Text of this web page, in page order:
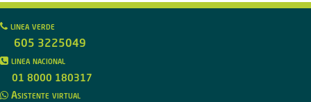
linea verde
605 3225049
linea nacional
01 8000 180317
Asistente virtual